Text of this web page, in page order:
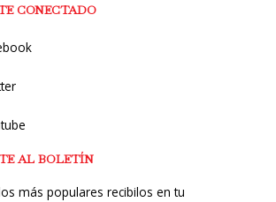
CONECTADO
AL BOLETÍN
más populares recibilos en tu